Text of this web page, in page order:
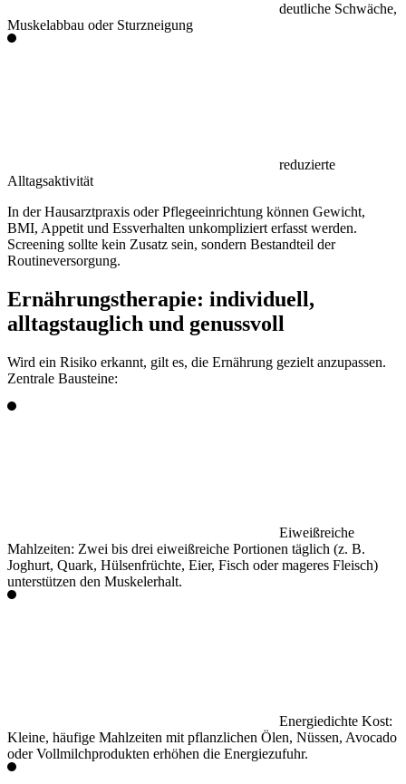
deutliche Schwäche,
Muskelabbau oder Sturzneigung
reduzierte
Alltagsaktivität
In der Hausarztpraxis oder Pflegeeinrichtung können Gewicht,
BMI, Appetit und Essverhalten unkompliziert erfasst werden.
Screening sollte kein Zusatz sein, sondern Bestandteil der
Routineversorgung.
Ernährungstherapie: individuell,
alltagstauglich und genussvoll
Wird ein Risiko erkannt, gilt es, die Ernährung gezielt anzupassen.
Zentrale Bausteine:
Eiweißreiche
Mahlzeiten: Zwei bis drei eiweißreiche Portionen täglich (z. B.
Joghurt, Quark, Hülsenfrüchte, Eier, Fisch oder mageres Fleisch)
unterstützen den Muskelerhalt.
Energiedichte Kost:
Kleine, häufige Mahlzeiten mit pflanzlichen Ölen, Nüssen, Avocado
oder Vollmilchprodukten erhöhen die Energiezufuhr.